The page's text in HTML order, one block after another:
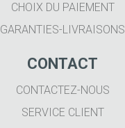
CHOIX DU PAIEMENT
GARANTIES-LIVRAISONS
CONTACT
CONTACTEZ-NOUS
SERVICE CLIENT